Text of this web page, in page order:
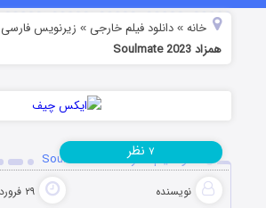
خانه »دانلود فیلم خارجی » زیرنویس فارسی
همزاد Soulmate 2023
دانلود فیلم همزاد Soulmate 2023
نویسنده ۲۹ فروردین ۱۴۰۲
۷ نظر